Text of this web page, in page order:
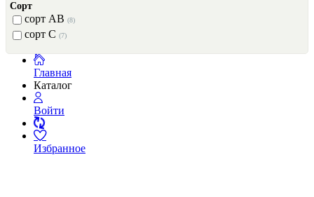
Сорт
сорт AB (8)
сорт C (7)
Главная
Каталог
Войти
Избранное